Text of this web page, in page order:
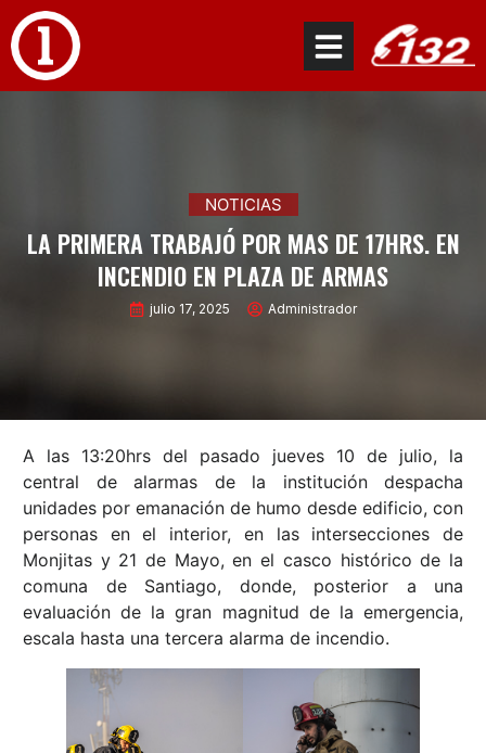
NOTICIAS
LA PRIMERA TRABAJÓ POR MAS DE 17HRS. EN
INCENDIO EN PLAZA DE ARMAS
julio 17, 2025 Administrador
A las 13:20hrs del pasado jueves 10 de julio, la
central de alarmas de la institución despacha
unidades por emanación de humo desde edificio, con
personas en el interior, en las intersecciones de
Monjitas y 21 de Mayo, en el casco histórico de la
comuna de Santiago, donde, posterior a una
evaluación de la gran magnitud de la emergencia,
escala hasta una tercera alarma de incendio.